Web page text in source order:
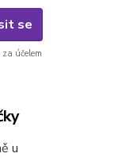
se
za účelem
u